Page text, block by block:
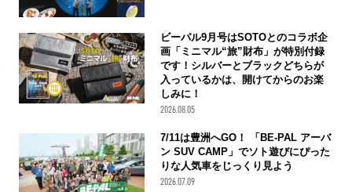
ビーパル9月号はSOTOとのコラボ企
画「ミニマル“旅”財布」が特別付録
です！シルバーとブラックどちらが
入っているかは、開けてからのお楽
しみに！
2026.08.05
7/11は豊洲へGO！ 「BE-PAL アーバ
ン SUV CAMP」でソト遊びにぴった
りな人気車をじっくり見よう
2026.07.09